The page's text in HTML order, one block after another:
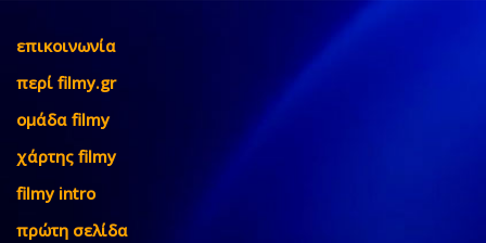
επικοινωνία
περί filmy.gr
ομάδα filmy
χάρτης filmy
filmy intro
πρώτη σελίδα